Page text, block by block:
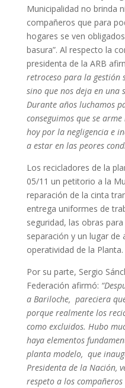
Municipalidad no brinda
compañeros que para
hogares se ven
basura”. Al respecto la
presidenta de la ARB
retroceso para la gestión
sino que nos deja en una
Durante años luchamos
conseguimos que se
hoy por la negligencia e
a estar en las peores
Los recicladores de la
05/11 un petitorio a la
reparación de la cinta
entrega uniformes de
seguridad, las obras
separación y un lugar de
operatividad de la Planta.
Por su parte, Sergio
Federación afirmó:
a Bariloche, pareciera
porque realmente los
como excluidos. Hubo
haya elementos
planta modelo, que
Presidenta de la Nación,
respeto a los